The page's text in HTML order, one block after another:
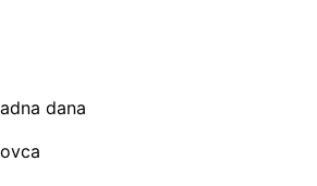
dana